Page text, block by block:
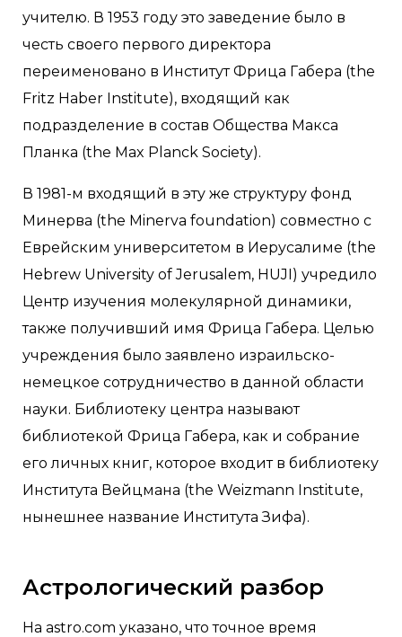
учителю. В 1953 году это заведение было в
честь своего первого директора
переименовано в Институт Фрица Габера (the
Fritz Haber Institute), входящий как
подразделение в состав Общества Макса
Планка (the Max Planck Society).
В 1981-м входящий в эту же структуру фонд
Минерва (the Minerva foundation) совместно с
Еврейским университетом в Иерусалиме (the
Hebrew University of Jerusalem, HUJI) учредило
Центр изучения молекулярной динамики,
также получивший имя Фрица Габера. Целью
учреждения было заявлено израильско-
немецкое сотрудничество в данной области
науки. Библиотеку центра называют
библиотекой Фрица Габера, как и собрание
его личных книг, которое входит в библиотеку
Института Вейцмана (the Weizmann Institute,
нынешнее название Института Зифа).
Астрологический разбор
На astro.com указано, что точное время